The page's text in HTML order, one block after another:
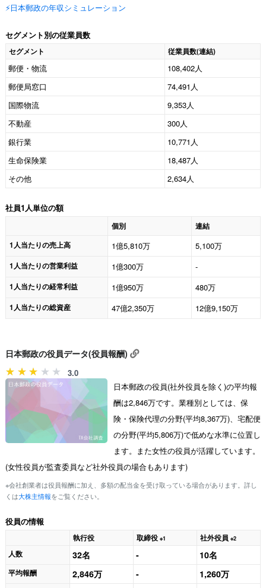
⚡️日本郵政の年収シミュレーション
セグメント別の従業員数
セグメント 従業員数(連結)
郵便・物流
108,402人
郵便局窓口
74,491人
国際物流
9,353人
不動産
300人
銀行業
10,771人
生命保険業
18,487人
その他
2,634人
社員1人単位の額
個別
連結
1人当たりの売上高
1億5,810万 5,100万
1人当たりの営業利益 1億300万 -
1人当たりの経常利益 1億950万 480万
1人当たりの総資産 47億2,350万 12億9,150万
日本郵政の役員データ(役員報酬)
3.0
日本郵政の役員(社外役員を除く)の平均報
酬は2,846万です。業種別としては、保
険・保険代理の分野(平均8,367万)、宅配便
の分野(平均5,806万)で低めな水準に位置し
ます。また女性の役員が活躍しています。
(女性役員が監査委員など社外役員の場合もあります)
※会社創業者は役員報酬に加え、多額の配当金を受け取っている場合があります。詳し
くは大株主情報をご覧ください。
役員の情報
執行役 取締役 ※1 社外役員 ※2
人数 32名 - 10名
平均報酬 2,846万 - 1,260万